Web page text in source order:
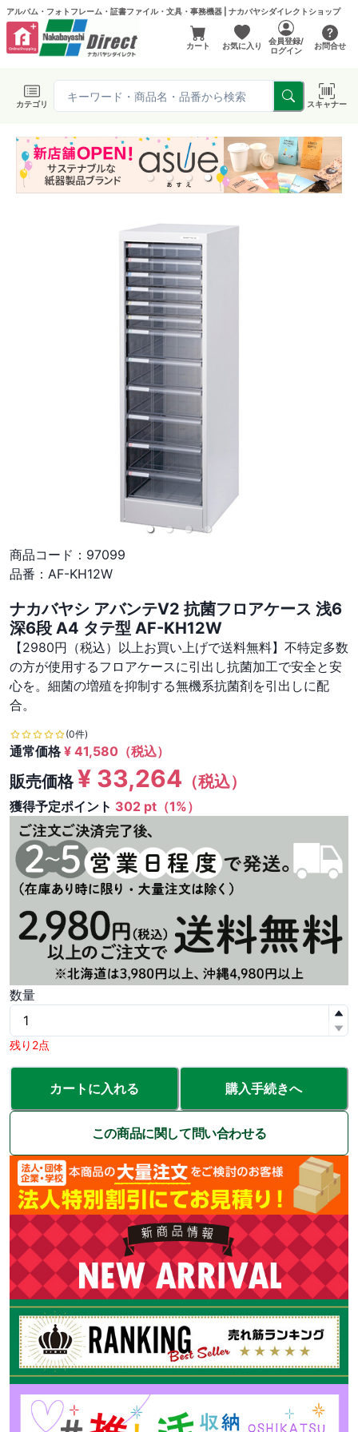
アルバム・フォトフレーム・証書ファイル・文具・事務機器 | ナカバヤシダイレクトショップ
カート お気に入り
会員登録/
ログイン
お問合せ
カテゴリ スキャナー
商品コード： 97099
品番： AF-KH12W
ナカバヤシ アバンテV2 抗菌フロアケース 浅6
深6段 A4 タテ型 AF-KH12W
【2980円（税込）以上お買い上げで送料無料】不特定多数
の方が使用するフロアケースに引出し抗菌加工で安全と安
心を。細菌の増殖を抑制する無機系抗菌剤を引出しに配
合。
(0件)
通常価格¥ 41,580 （税込）
販売価格¥ 33,264 （税込）
獲得予定ポイント 302 pt（1%）
数量
残り2点
カートに入れる 購入手続きへ
この商品に関して問い合わせる